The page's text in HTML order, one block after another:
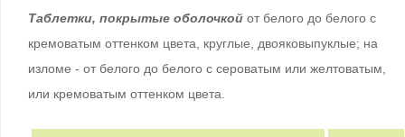
Таблетки, покрытые оболочкой от белого до белого с
кремоватым оттенком цвета, круглые, двояковыпуклые; на
изломе - от белого до белого с сероватым или желтоватым,
или кремоватым оттенком цвета.